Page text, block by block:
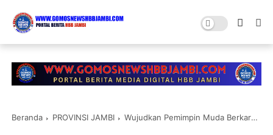
Beranda PROVINSI JAMBI Wujudkan Pemimpin Muda Berkarakter, Pemkot Jambi Gelar Bimtek Kepemimpinan Bagi Ketua OSIS Jenjang SMP